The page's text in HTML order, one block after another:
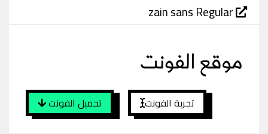
zain sans Regular
تحميل الفونت تجربة الفونت